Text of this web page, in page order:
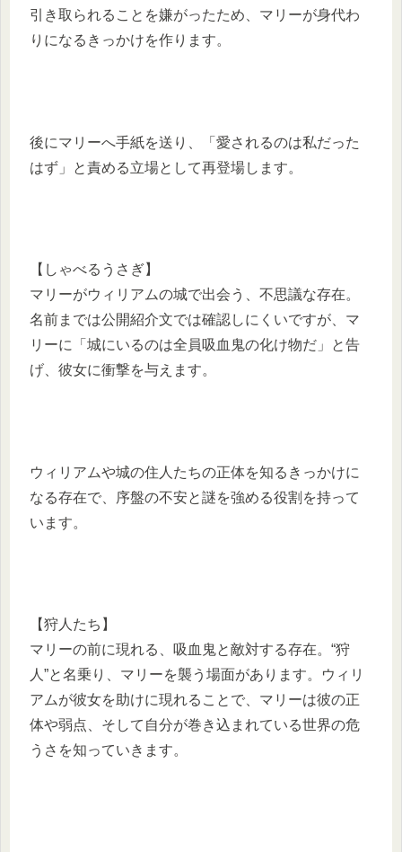
引き取られることを嫌がったため、マリーが身代わ
りになるきっかけを作ります。
後にマリーへ手紙を送り、「愛されるのは私だった
はず」と責める立場として再登場します。
【しゃべるうさぎ】
マリーがウィリアムの城で出会う、不思議な存在。
名前までは公開紹介文では確認しにくいですが、マ
リーに「城にいるのは全員吸血鬼の化け物だ」と告
げ、彼女に衝撃を与えます。
ウィリアムや城の住人たちの正体を知るきっかけに
なる存在で、序盤の不安と謎を強める役割を持って
います。
【狩人たち】
マリーの前に現れる、吸血鬼と敵対する存在。“狩
人”と名乗り、マリーを襲う場面があります。ウィリ
アムが彼女を助けに現れることで、マリーは彼の正
体や弱点、そして自分が巻き込まれている世界の危
うさを知っていきます。